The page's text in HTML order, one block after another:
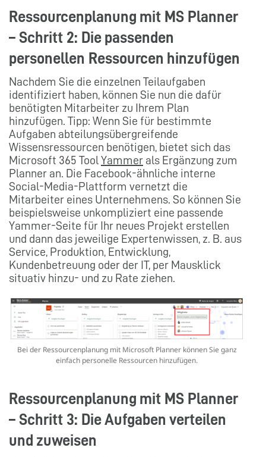
Ressourcenplanung mit MS Planner
– Schritt 2: Die passenden
personellen Ressourcen hinzufügen
Nachdem Sie die einzelnen Teilaufgaben
identifiziert haben, können Sie nun die dafür
benötigten Mitarbeiter zu Ihrem Plan
hinzufügen. Tipp: Wenn Sie für bestimmte
Aufgaben abteilungsübergreifende
Wissensressourcen benötigen, bietet sich das
Microsoft 365 Tool Yammer als Ergänzung zum
Planner an. Die Facebook-ähnliche interne
Social-Media-Plattform vernetzt die
Mitarbeiter eines Unternehmens. So können Sie
beispielsweise unkompliziert eine passende
Yammer-Seite für Ihr neues Projekt erstellen
und dann das jeweilige Expertenwissen, z. B. aus
Service, Produktion, Entwicklung,
Kundenbetreuung oder der IT, per Mausklick
situativ hinzu- und zu Rate ziehen.
Bei der Ressourcenplanung mit Microsoft Planner können Sie ganz
einfach personelle Ressourcen hinzufügen.
Ressourcenplanung mit MS Planner
– Schritt 3: Die Aufgaben verteilen
und zuweisen